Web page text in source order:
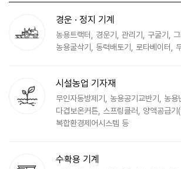
경운 · 정지 기계
농용트랙터, 경운기, 관리기, 구굴기, 그
농용굴삭기, 동력배토기, 로타베이터,
시설농업 기자재
무인자동방제기, 농용공기교반기, 농용
다겹보온커튼, 스프링클러, 양액공급기(
복합환경제어시스템 등
수확용 기계